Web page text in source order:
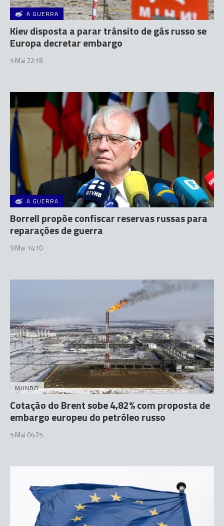
A GUERRA
Kiev disposta a parar trânsito de gás russo se
Europa decretar embargo
5 Mai 22:18
A GUERRA
Borrell propõe confiscar reservas russas para
reparações de guerra
9 Mai 14:10
MUNDO
Cotação do Brent sobe 4,82% com proposta de
embargo europeu do petróleo russo
5 Mai 04:25